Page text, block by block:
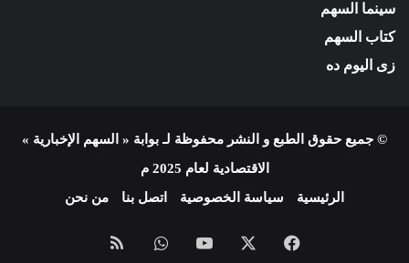
سينما السهم
كتاب السهم
زى اليوم ده
© جميع حقوق الطبع و النشر محفوظة لـ بوابة « السهم الإخبارية »
الاقتصادية لعام 2025 م
الرئيسية
سياسة الخصوصية اتصل بنا من نحن
فيسبوك يوتيوبواتسابملخص